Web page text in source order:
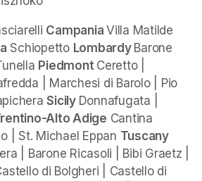
Campania
Schiopetto Lombardy Barone
Piedmont Ceretto |
| Marchesi di Barolo | Pio
Sicily Donnafugata |
Alto Adige Cantina
| St. Michael Eppan
Tuscany
| Barone Ricasoli | Bibi Graetz |
di Bolgheri | Castello di